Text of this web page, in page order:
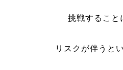
挑戦すること
リスクが伴うと